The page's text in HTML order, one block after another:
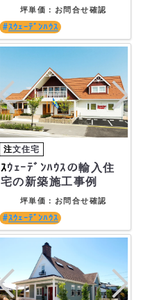
坪単価：お問合せ確認
ｽｳｪｰﾃﾞﾝﾊｳｽ
ｽｳｪｰﾃﾞﾝﾊｳｽの輸入住
宅の新築施工事例
坪単価：お問合せ確認
ｽｳｪｰﾃﾞﾝﾊｳｽ